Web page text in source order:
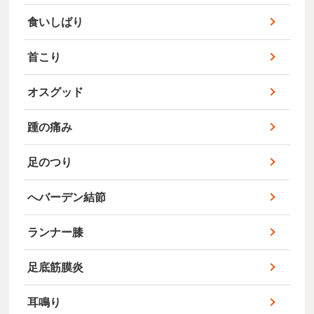
食いしばり
首こり
オスグッド
踵の痛み
足のつり
へバーデン結節
ランナー膝
足底筋膜炎
耳鳴り